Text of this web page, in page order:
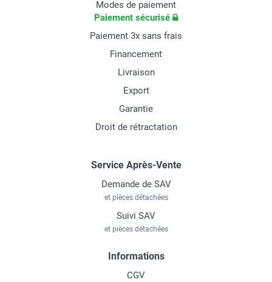
Modes de paiement
Paiement sécurisé
Paiement 3x sans frais
Financement
Livraison
Export
Garantie
Droit de rétractation
Service Après-Vente
Demande de SAV
et pièces détachées
Suivi SAV
et pièces détachées
Informations
CGV